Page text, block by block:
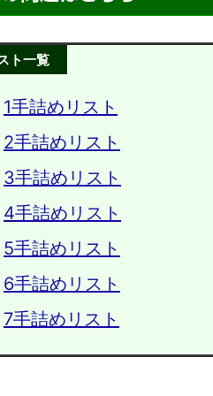
ト一覧
1手詰めリスト
2手詰めリスト
3手詰めリスト
4手詰めリスト
5手詰めリスト
6手詰めリスト
7手詰めリスト